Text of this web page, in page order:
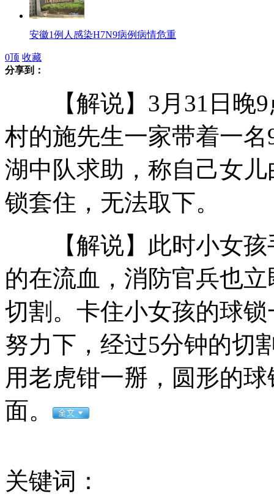
安徽1例人感染H7N9病例病情危重
南京"国五条"细则未涉及20%个税
雅典市政委员会主席期待与北京开展多方合作
沪地铁新规征求意见 拟全面禁食
山西运城恶犬咬伤多人 警民合力深夜将其击毙
女孩北京地铁殴打老人 痛下狠手拳打脚踢
无痛分娩是否安全 医生回应
0顶 收藏
分享到：
【解说】3月31日晚9
村的施先生一家带着一
湖中队求助，称自己女
锁套住，无法取下。
【解说】此时小女孩
的在流血，消防官兵也
切割。卡住小女孩的球
努力下，经过5分钟的切
用老虎钳一掰，圆形的
面。
关键词：